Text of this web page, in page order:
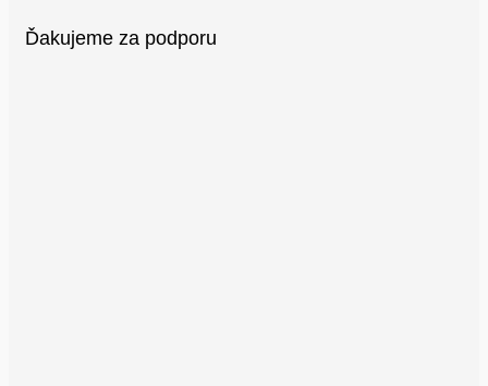
Ďakujeme za podporu